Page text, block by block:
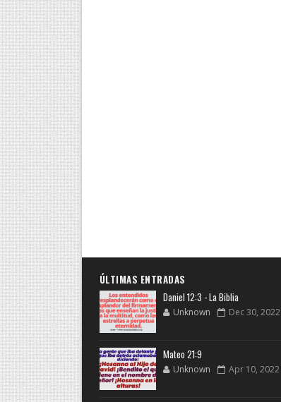
ÚLTIMAS ENTRADAS
Daniel 12:3 - La Biblia
Unknown Dec 30, 2022
Mateo 21:9
Unknown Apr 10, 2022